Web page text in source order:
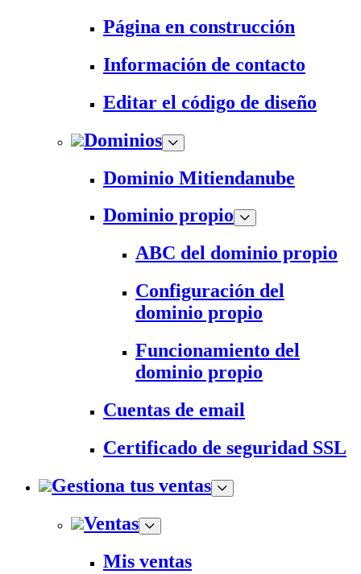
Página en construcción
Información de contacto
Editar el código de diseño
Dominios
Dominio Mitiendanube
Dominio propio
ABC del dominio propio
Configuración del
dominio propio
Funcionamiento del
dominio propio
Cuentas de email
Certificado de seguridad SSL
Gestiona tus ventas
Ventas
Mis ventas